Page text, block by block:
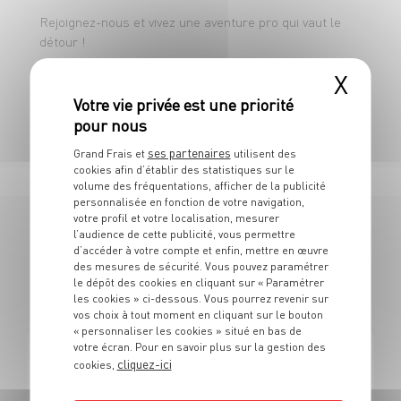
✅ Un treizième mois ( si date d’entrée
avant le 01/07 la première année )
✅ Une expérience enrichissante dans une
entreprise dynamique et conviviale avec
possibilité d’évolution dans l’entreprise
🔪 Votre mission :
👉 Travailler des viandes de qualité : coupe,
ficelage, élaboration de préparations
bouchères...
👉 Effectuer le conditionnement des
viandes
Rejoignez-nous et vivez une aventure pro qui vaut le
détour !
🎯 DESPI BOUCHERIE : Des produits d’exception. Une
équipe de choc. Des clients ravis.
23 OFFRES
EN VENDEUR BOUCHERIE
BOUCHERIE
X
Grand Frais et ses partenaires utilisent des
cookies afin d’établir des statistiques sur le
volume des fréquentations, afficher de la publicité
personnalisée en fonction de votre navigation,
votre profil et votre localisation, mesurer
l’audience de cette publicité, vous permettre
d’accéder à votre compte et enfin, mettre en œuvre
des mesures de sécurité. Vous pouvez paramétrer
le dépôt des cookies en cliquant sur « Paramétrer
les cookies » ci-dessous. Vous pourrez revenir sur
vos choix à tout moment en cliquant sur le bouton
« personnaliser les cookies » situé en bas de
votre écran. Pour en savoir plus sur la gestion des
cookies, cliquez-ici